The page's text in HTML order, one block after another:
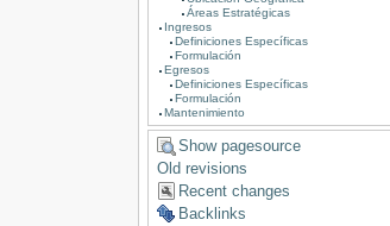
Áreas Estratégicas
Ingresos
Definiciones Específicas
Formulación
Egresos
Definiciones Específicas
Formulación
Mantenimiento
Show pagesource
Old revisions
Recent changes
Backlinks